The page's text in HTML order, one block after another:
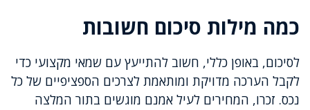
כמה מילות סיכום חשובות
לסיכום, באופן כללי, חשוב להתייעץ עם שמאי מקצועי כדי
לקבל הערכה מדויקת ומותאמת לצרכים הספציפיים של כל
נכס. זכרו, המחירים לעיל אמנם מוגשים בתור המלצה